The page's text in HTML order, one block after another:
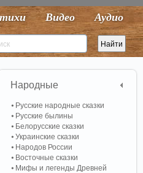
Видео Аудио
Народные
Русские народные сказки
Русские былины
Белорусские сказки
Украинские сказки
Народов России
Восточные сказки
Мифы и легенды Древней